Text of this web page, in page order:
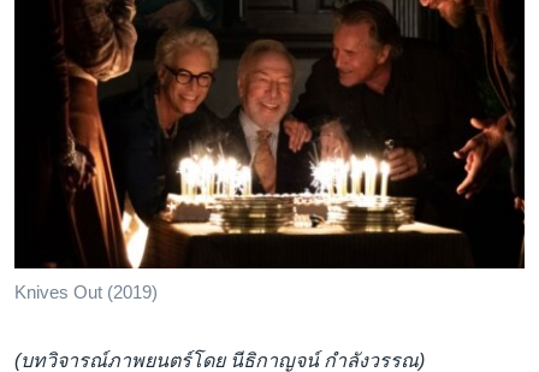
Knives Out (2019)
(บทวิจารณ์ภาพยนตร์โดย นีธิกาญจน์ กำลังวรรณ)